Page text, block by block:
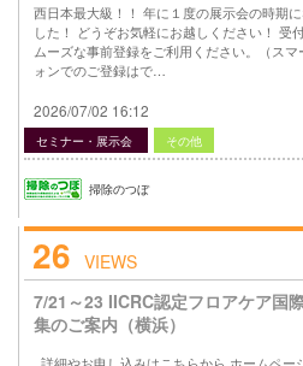
西日本最大級！！ 年に１度の展示会の時期に
した！ どうぞお気軽にお越しください！ 受
ムーズな事前登録をご利用ください。（スマ
ォンでのご登録はで…
2026/07/02 16:12
セミナー・展示会 その他
掃除のつぼ
26 VIEWS
7/21～23 IICRC認定フロアケア国
集のご案内（横浜）
詳細やお申し込みはこちらから ホームペー